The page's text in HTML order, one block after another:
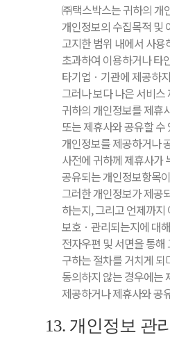
㈜택스박스는 귀하의 개
개인정보의 수집목적 및
고지한 범위 내에서 사용
초과하여 이용하거나 타
타기업ㆍ기관에 제공하
그러나 보다 나은 서비스
귀하의 개인정보를 제휴
또는 제휴사와 공유할 수
개인정보를 제공하거나
사전에 귀하께 제휴사가
공유되는 개인정보항목
그러한 개인정보가 제공
하는지, 그리고 언제까지
보호ㆍ관리되는지에 대
전자우편 및 서면을 통해
구하는 절차를 거치게 되
동의하지 않는 경우에는
제공하거나 제휴사와 공
13. 개인정보 관